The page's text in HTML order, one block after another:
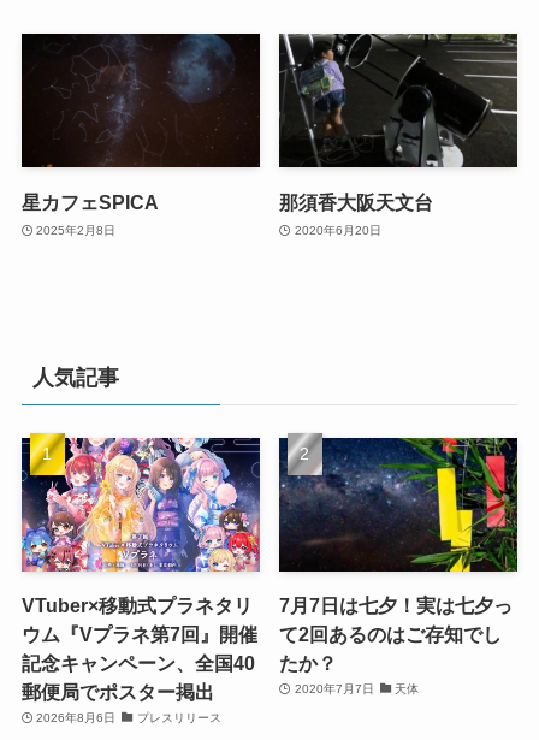
星カフェSPICA
2025年2月8日
那須香大阪天文台
2020年6月20日
人気記事
VTuber×移動式プラネタリ
ウム『Vプラネ第7回』開催
記念キャンペーン、全国40
郵便局でポスター掲出
2026年8月6日 プレスリリース
7月7日は七夕！実は七夕っ
て2回あるのはご存知でし
たか？
2020年7月7日 天体